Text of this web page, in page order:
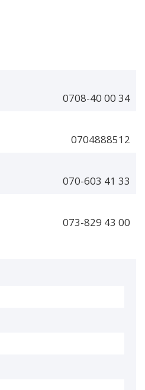
0708-40 00 34
0704888512
070-603 41 33
073-829 43 00